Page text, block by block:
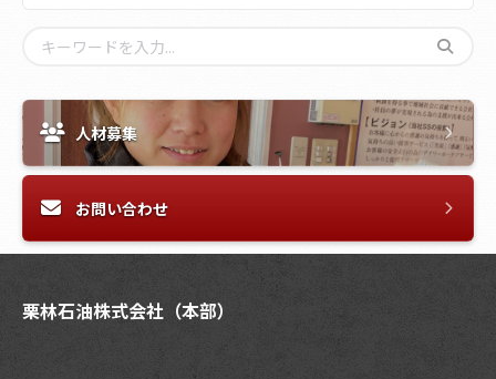
人材募集
お問い合わせ
栗林石油株式会社（本部）